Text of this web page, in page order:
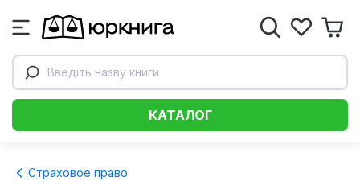
Введіть назву книги
КАТАЛОГ
Страховое право